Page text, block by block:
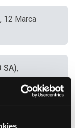
12 Marca
SA),